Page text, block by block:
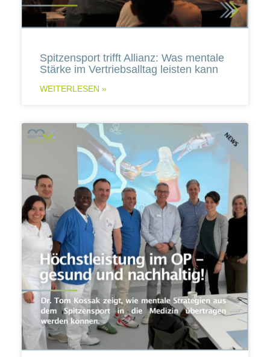
Spitzensport trifft Allianz: Was mentale
Stärke im Vertriebsalltag leisten kann
WEITERLESEN »